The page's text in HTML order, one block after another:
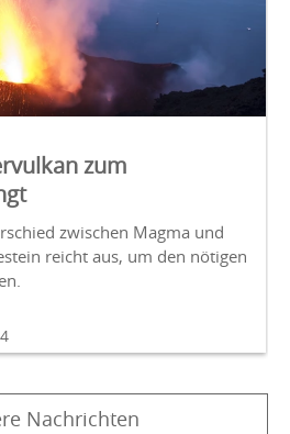
zum
zwischen Magma und
reicht aus, um den nötigen
Nachrichten